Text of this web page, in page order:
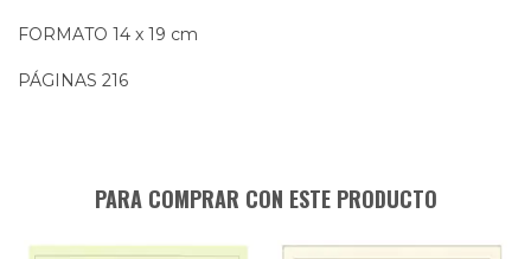
FORMATO 14 x 19 cm
PÁGINAS 216
PARA COMPRAR CON ESTE PRODUCTO